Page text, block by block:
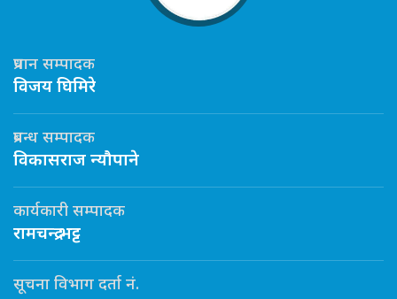
प्रधान सम्पादक
विजय घिमिरे
प्रबन्ध सम्पादक
विकासराज न्यौपाने
कार्यकारी सम्पादक
रामचन्द्र भट्ट
सूचना विभाग दर्ता नं.